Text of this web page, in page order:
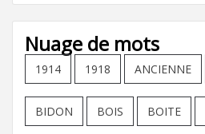
Nuage de mots
1914 1918 ANCIENNE
BIDON BOIS BOITE